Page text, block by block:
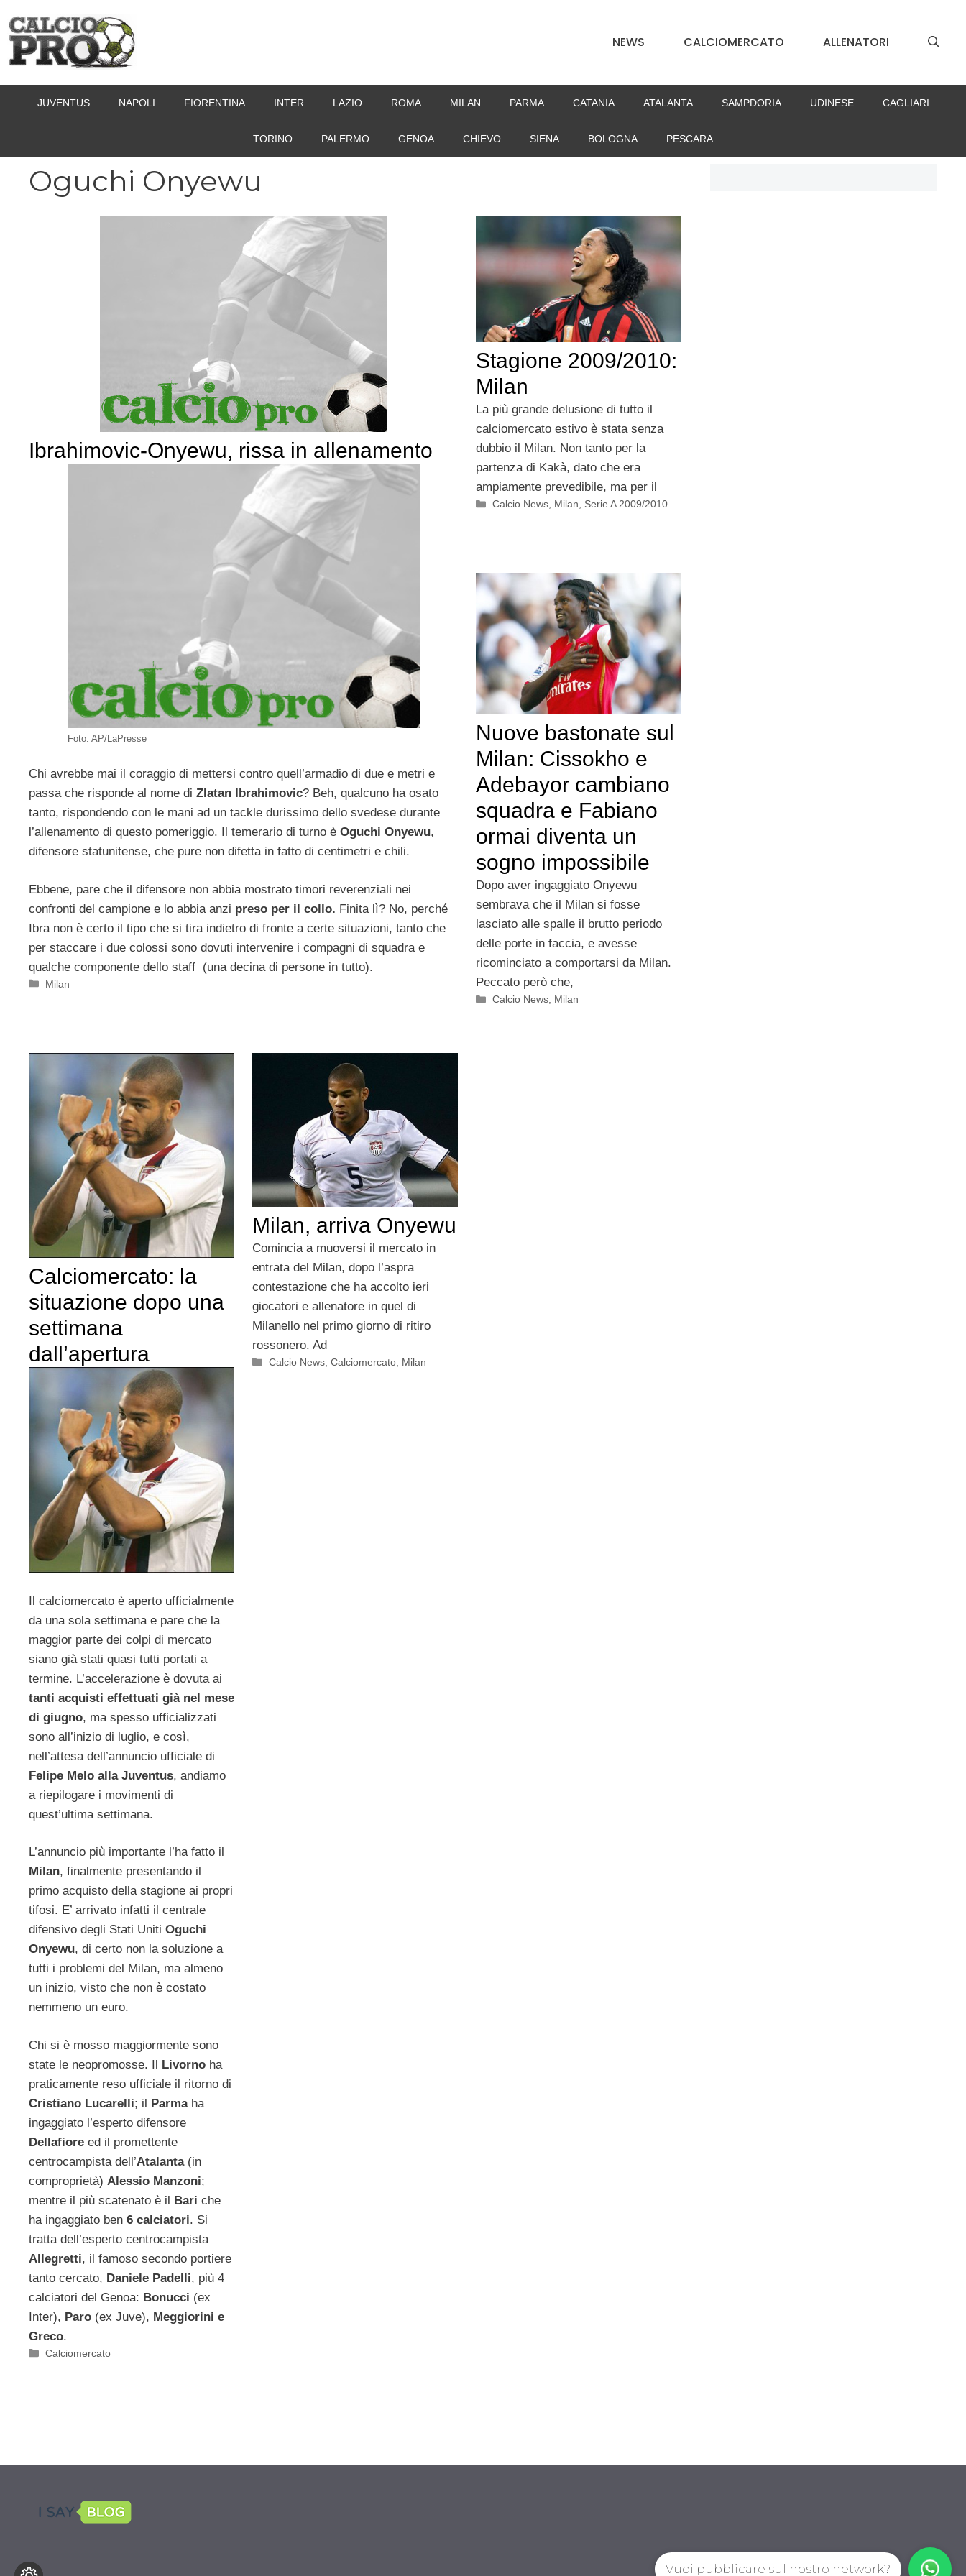
contenuto
NEWS CALCIOMERCATO ALLENATORI
JUVENTUS NAPOLI FIORENTINA INTER LAZIO ROMA MILAN PARMA CATANIA ATALANTA SAMPDORIA UDINESE CAGLIARI
TORINO PALERMO GENOA CHIEVO SIENA BOLOGNA PESCARA
Oguchi Onyewu
Ibrahimovic-Onyewu, rissa in allenamento
Foto: AP/LaPresse
Chi avrebbe mai il coraggio di mettersi contro quell’armadio di due e metri e
passa che risponde al nome di Zlatan Ibrahimovic? Beh, qualcuno ha osato
tanto, rispondendo con le mani ad un tackle durissimo dello svedese durante
l’allenamento di questo pomeriggio. Il temerario di turno è Oguchi Onyewu,
difensore statunitense, che pure non difetta in fatto di centimetri e chili.
Ebbene, pare che il difensore non abbia mostrato timori reverenziali nei
confronti del campione e lo abbia anzi preso per il collo. Finita lì? No, perché
Ibra non è certo il tipo che si tira indietro di fronte a certe situazioni, tanto che
per staccare i due colossi sono dovuti intervenire i compagni di squadra e
qualche componente dello staff (una decina di persone in tutto).
Categorie
Milan
Stagione 2009/2010:
Milan
La più grande delusione di tutto il
calciomercato estivo è stata senza
dubbio il Milan. Non tanto per la
partenza di Kakà, dato che era
ampiamente prevedibile, ma per il
Categorie
Calcio News, Milan, Serie A 2009/2010
Nuove bastonate sul
Milan: Cissokho e
Adebayor cambiano
squadra e Fabiano
ormai diventa un
sogno impossibile
Dopo aver ingaggiato Onyewu
sembrava che il Milan si fosse
lasciato alle spalle il brutto periodo
delle porte in faccia, e avesse
ricominciato a comportarsi da Milan.
Peccato però che,
Categorie
Calcio News Milan
Calciomercato: la
situazione dopo una
settimana
dall’apertura
Il calciomercato è aperto ufficialmente
da una sola settimana e pare che la
maggior parte dei colpi di mercato
siano già stati quasi tutti portati a
termine. L’accelerazione è dovuta ai
tanti acquisti effettuati già nel mese
di giugno, ma spesso ufficializzati
sono all’inizio di luglio, e così,
nell’attesa dell’annuncio ufficiale di
Felipe Melo alla Juventus, andiamo
a riepilogare i movimenti di
quest’ultima settimana.
L’annuncio più importante l’ha fatto il
Milan, finalmente presentando il
primo acquisto della stagione ai propri
tifosi. E’ arrivato infatti il centrale
difensivo degli Stati Uniti Oguchi
Onyewu, di certo non la soluzione a
tutti i problemi del Milan, ma almeno
un inizio, visto che non è costato
nemmeno un euro.
Chi si è mosso maggiormente sono
state le neopromosse. Il Livorno ha
praticamente reso ufficiale il ritorno di
Cristiano Lucarelli; il Parma ha
ingaggiato l’esperto difensore
Dellafiore ed il promettente
centrocampista dell’Atalanta (in
comproprietà) Alessio Manzoni;
mentre il più scatenato è il Bari che
ha ingaggiato ben 6 calciatori. Si
tratta dell’esperto centrocampista
Allegretti, il famoso secondo portiere
tanto cercato, Daniele Padelli, più 4
calciatori del Genoa: Bonucci (ex
Inter), Paro (ex Juve), Meggiorini e
Greco.
Categorie
Calciomercato
Milan, arriva Onyewu
Comincia a muoversi il mercato in
entrata del Milan, dopo l’aspra
contestazione che ha accolto ieri
giocatori e allenatore in quel di
Milanello nel primo giorno di ritiro
rossonero. Ad
Categorie
Calcio News ,Calciomercato Milan
Vuoi pubblicare sul nostro network?